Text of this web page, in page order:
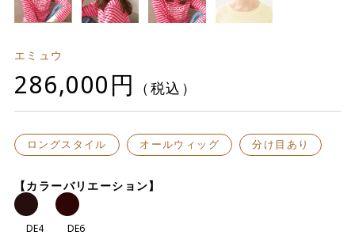
エミュウ
286,000円 （税込）
ロングスタイル オールウィッグ 分け目あり
【カラーバリエーション】
DE4 DE6